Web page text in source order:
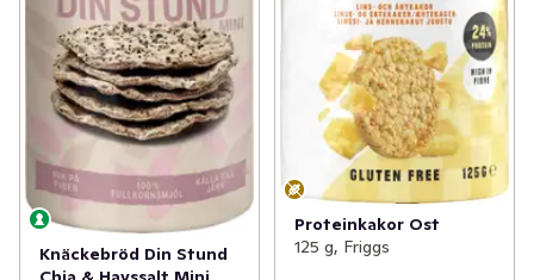
Knäckebröd Din Stund
Proteinkakor Ost
125 g, Friggs